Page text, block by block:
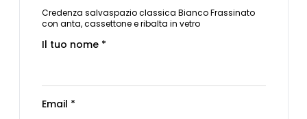
Credenza salvaspazio classica Bianco Frassinato
con anta, cassettone e ribalta in vetro
Il tuo nome *
Email *